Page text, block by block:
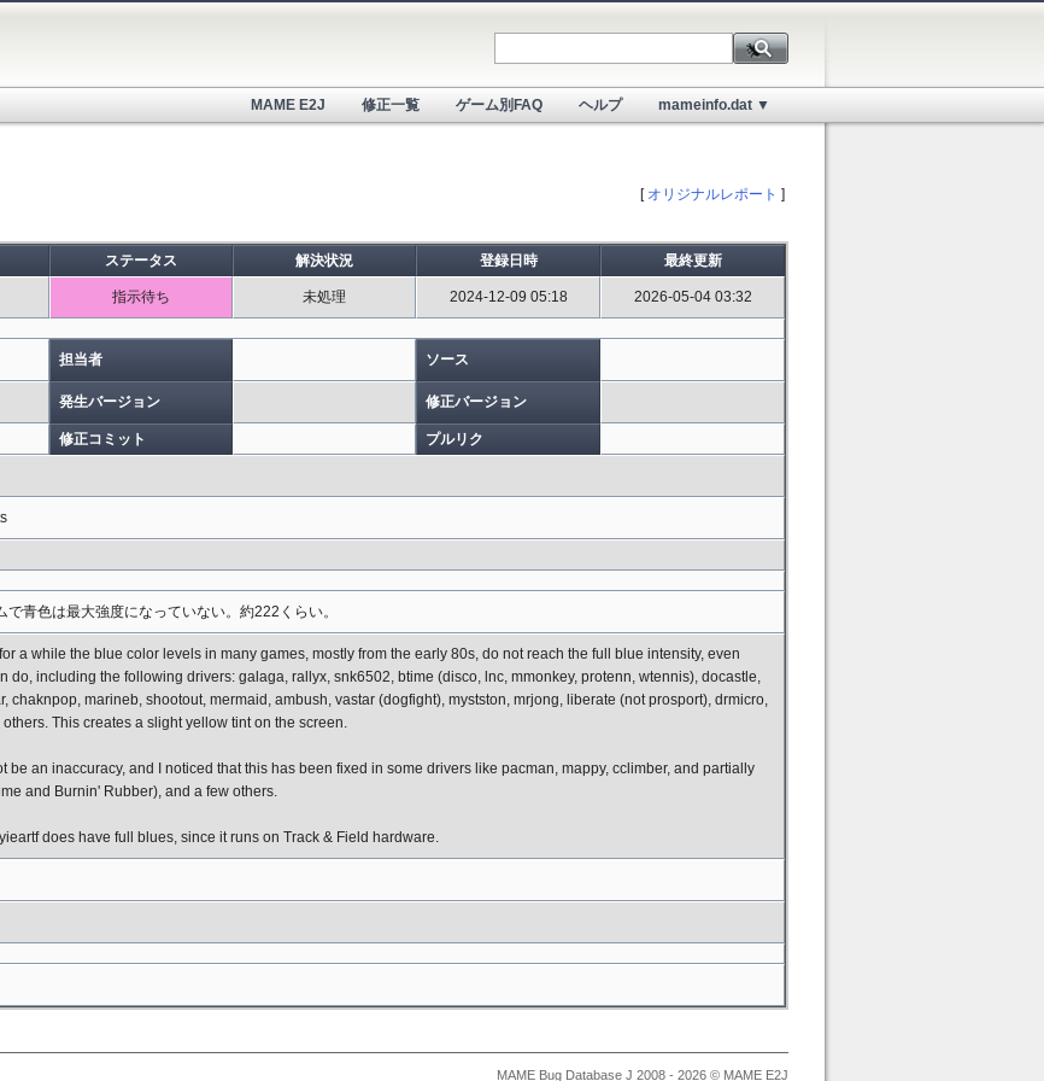
MAME E2J 修正一覧 ゲーム別FAQ ヘルプ mameinfo.dat ▼
[ オリジナルレポート ]
ステータス 解決状況 登録日時 最終更新
指示待ち 未処理 2024-12-09 05:18 2026-05-04 03:32
担当者 ソース
発生バージョン 修正バージョン
修正コミット プルリク
で青色は最大強度になっていない。約222くらい。
for a while the blue color levels in many games, mostly from the early 80s, do not reach the full blue intensity, even
do, including the following drivers: galaga, rallyx, snk6502, btime (disco, lnc, mmonkey, protenn, wtennis), docastle,
chaknpop, marineb, shootout, mermaid, ambush, vastar (dogfight), mystston, mrjong, liberate (not prosport), drmicro,
This creates a slight yellow tint on the screen.
be an inaccuracy, and I noticed that this has been fixed in some drivers like pacman, mappy, cclimber, and partially
and Burnin' Rubber), and a few others.
does have full blues, since it runs on Track & Field hardware.
MAME Bug Database J 2008 - 2026 © MAME E2J